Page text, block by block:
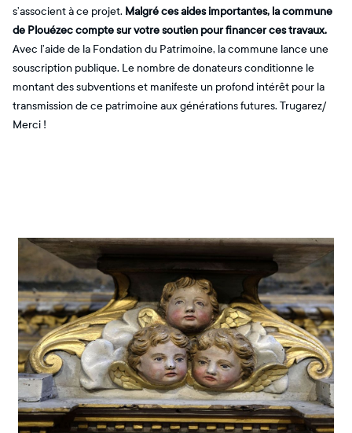
s’associent à ce projet. Malgré ces aides importantes, la commune
de Plouézec compte sur votre soutien pour financer ces travaux.
Avec l’aide de la Fondation du Patrimoine, la commune lance une
souscription publique. Le nombre de donateurs conditionne le
montant des subventions et manifeste un profond intérêt pour la
transmission de ce patrimoine aux générations futures. Trugarez/
Merci !